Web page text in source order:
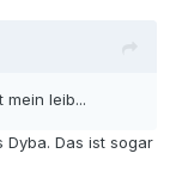
leib...
Das ist sogar